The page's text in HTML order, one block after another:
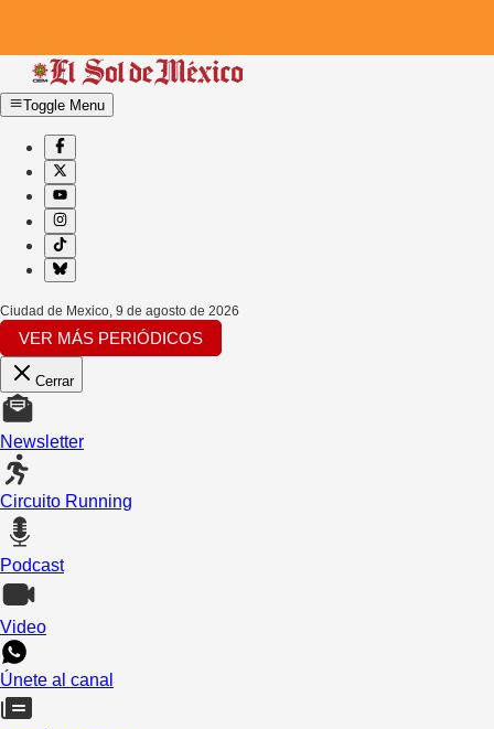
Toggle Menu
Ciudad de Mexico, 9 de agosto de 2026
VER MÁS PERIÓDICOS
Cerrar
Newsletter
Circuito Running
Podcast
Video
Únete al canal